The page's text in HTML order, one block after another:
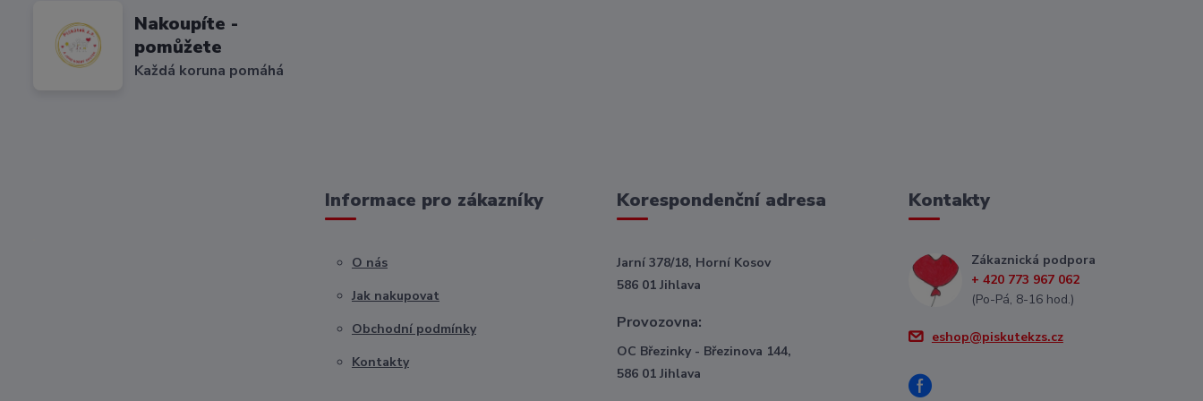
Nakoupíte -
pomůžete
Každá koruna pomáhá
Informace pro zákazníky
O nás
Jak nakupovat
Obchodní podmínky
Kontakty
Korespondenční adresa
Jarní 378/18, Horní Kosov
586 01 Jihlava
Provozovna:
OC Březinky - Březinova 144,
586 01 Jihlava
Kontakty
Zákaznická podpora
+ 420 773 967 062
(Po-Pá, 8-16 hod.)
eshop@piskutekzs.cz